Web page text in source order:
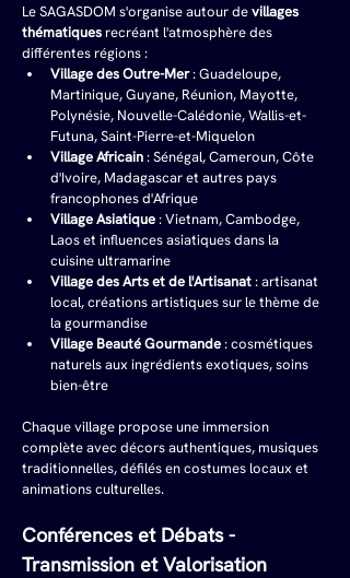
Le SAGASDOM s'organise autour de villages
thématiques recréant l'atmosphère des
différentes régions :
Village des Outre-Mer : Guadeloupe,
Martinique, Guyane, Réunion, Mayotte,
Polynésie, Nouvelle-Calédonie, Wallis-et-
Futuna, Saint-Pierre-et-Miquelon
Village Africain : Sénégal, Cameroun, Côte
d'Ivoire, Madagascar et autres pays
francophones d'Afrique
Village Asiatique : Vietnam, Cambodge,
Laos et influences asiatiques dans la
cuisine ultramarine
Village des Arts et de l'Artisanat : artisanat
local, créations artistiques sur le thème de
la gourmandise
Village Beauté Gourmande : cosmétiques
naturels aux ingrédients exotiques, soins
bien-être
Chaque village propose une immersion
complète avec décors authentiques, musiques
traditionnelles, défilés en costumes locaux et
animations culturelles.
Conférences et Débats -
Transmission et Valorisation